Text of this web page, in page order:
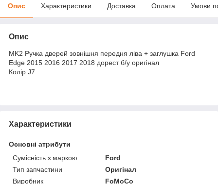
Опис Характеристики Доставка Оплата Умови
Опис
MK2 Ручка дверей зовнішня передня ліва + заглушка Ford
Edge 2015 2016 2017 2018 дорест б/у оригінал
Колір J7
Характеристики
Основні атрибути
Сумісність з маркою
Ford
Тип запчастини
Оригінал
Виробник
FoMoCo